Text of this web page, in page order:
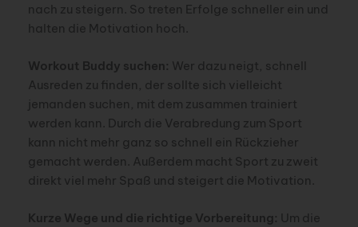
nach zu steigern. So treten Erfolge schneller ein und
halten die Motivation hoch.
Workout Buddy suchen: Wer dazu neigt, schnell
Ausreden zu finden, der sollte sich vielleicht
jemanden suchen, mit dem zusammen trainiert
werden kann. Durch die Verabredung zum Sport
kann nicht mehr ganz so schnell ein Rückzieher
gemacht werden. Außerdem macht Sport zu zweit
direkt viel mehr Spaß und steigert die Motivation.
Kurze Wege und die richtige Vorbereitung: Um die